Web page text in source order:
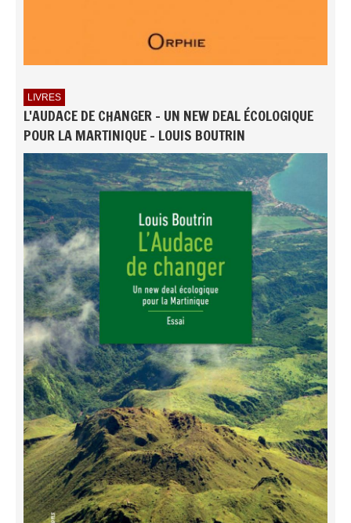
LIVRES
L'AUDACE DE CHANGER - UN NEW DEAL ÉCOLOGIQUE
POUR LA MARTINIQUE - LOUIS BOUTRIN